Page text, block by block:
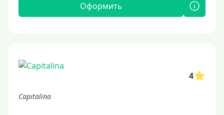
Оформить
4
Capitalina